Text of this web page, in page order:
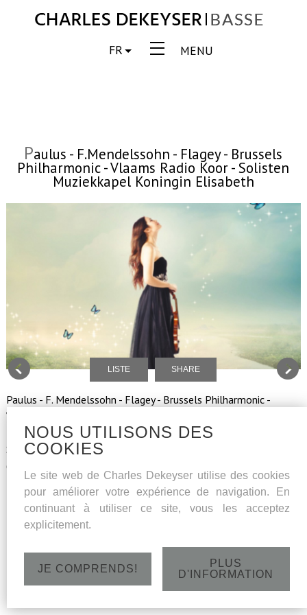
MENU
FR
Paulus - F.Mendelssohn - Flagey - Brussels
Philharmonic - Vlaams Radio Koor - Solisten
Muziekkapel Koningin Elisabeth
LISTE SHARE
Paulus - F. Mendelssohn - Flagey - Brussels Philharmonic -
Vlaams Radio Koor - Solisten Muziekkapel Koningin
Elsiabeth o.l.v.Almo Volmer, solisten : Eva Ganizate (sopraan),
Sarah Laulan (mezzosopraan), Yu Shao (tenor), Charles Dekeyser
(bas)
Flagey- Studio 4 - zaterdag 30/11/2013 - 20u15
NOUS UTILISONS DES
COOKIES
Le site web de Charles Dekeyser utilise des cookies
pour améliorer votre expérience de navigation. En
continuant à utiliser ce site, vous les acceptez
explicitement.
JE COMPRENDS!
PLUS
D'INFORMATION